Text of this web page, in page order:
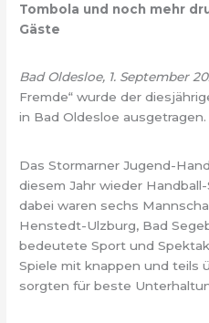
Tombola und noch mehr
Gäste
Bad Oldesloe, 1. September
Fremde“ wurde der
in Bad Oldesloe ausgetragen.
Das Stormarner Jugend-
diesem Jahr wieder
dabei waren sechs
Henstedt-Ulzburg, Bad
bedeutete Sport und
Spiele mit knappen und teils
sorgten für beste